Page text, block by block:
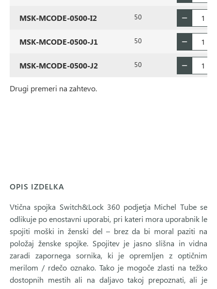
MSK-MCODE-0500-I2 50
MSK-MCODE-0500-J1 50
MSK-MCODE-0500-J2 50
Drugi premeri na zahtevo.
OPIS IZDELKA
Vtična spojka Switch&Lock 360 podjetja Michel Tube se
odlikuje po enostavni uporabi, pri kateri mora uporabnik le
spojiti moški in ženski del – brez da bi moral paziti na
položaj ženske spojke. Spojitev je jasno slišna in vidna
zaradi zapornega sornika, ki je opremljen z optičnim
merilom / rdečo oznako. Tako je mogoče zlasti na težko
dostopnih mestih ali na daljavo takoj prepoznati, ali je